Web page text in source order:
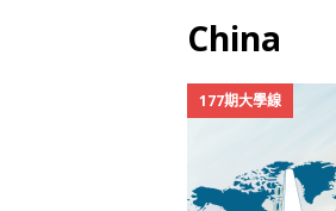
China
177期大學線